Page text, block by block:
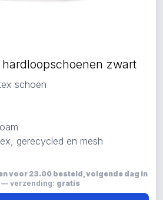
hardloopschoenen zwart
schoen
gerecycled en mesh
voor 23.00 besteld, volgende dag in
verzending: gratis